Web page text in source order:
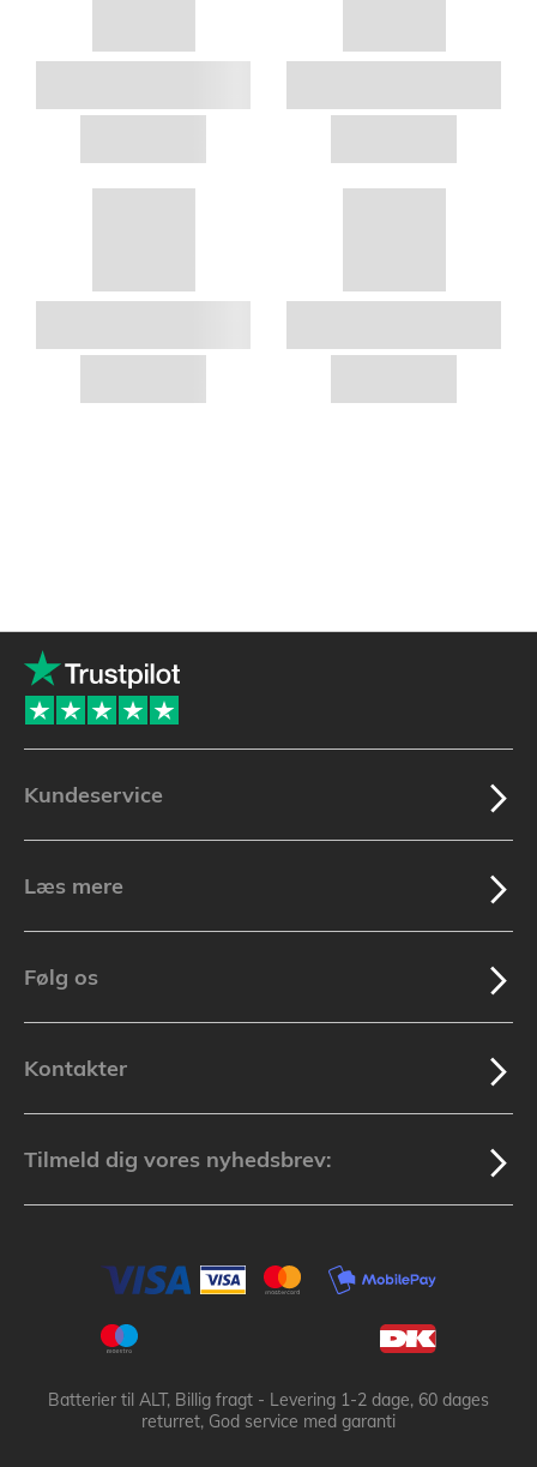
Kundeservice
Læs mere
Følg os
Kontakter
Tilmeld dig vores nyhedsbrev:
Batterier til ALT, Billig fragt - Levering 1-2 dage, 60 dages
returret, God service med garanti